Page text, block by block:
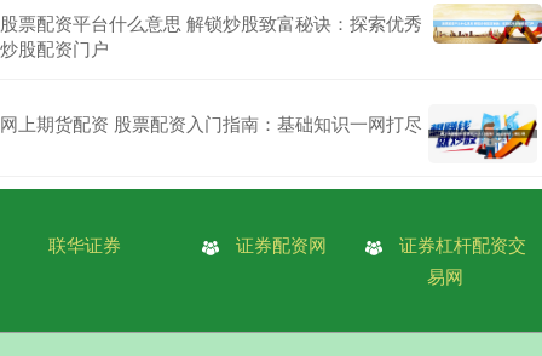
股票配资平台什么意思 解锁炒股致富秘诀：探索优秀
炒股配资门户
网上期货配资 股票配资入门指南：基础知识一网打尽
联华证券 证券配资网
证券杠杆配资交
易网